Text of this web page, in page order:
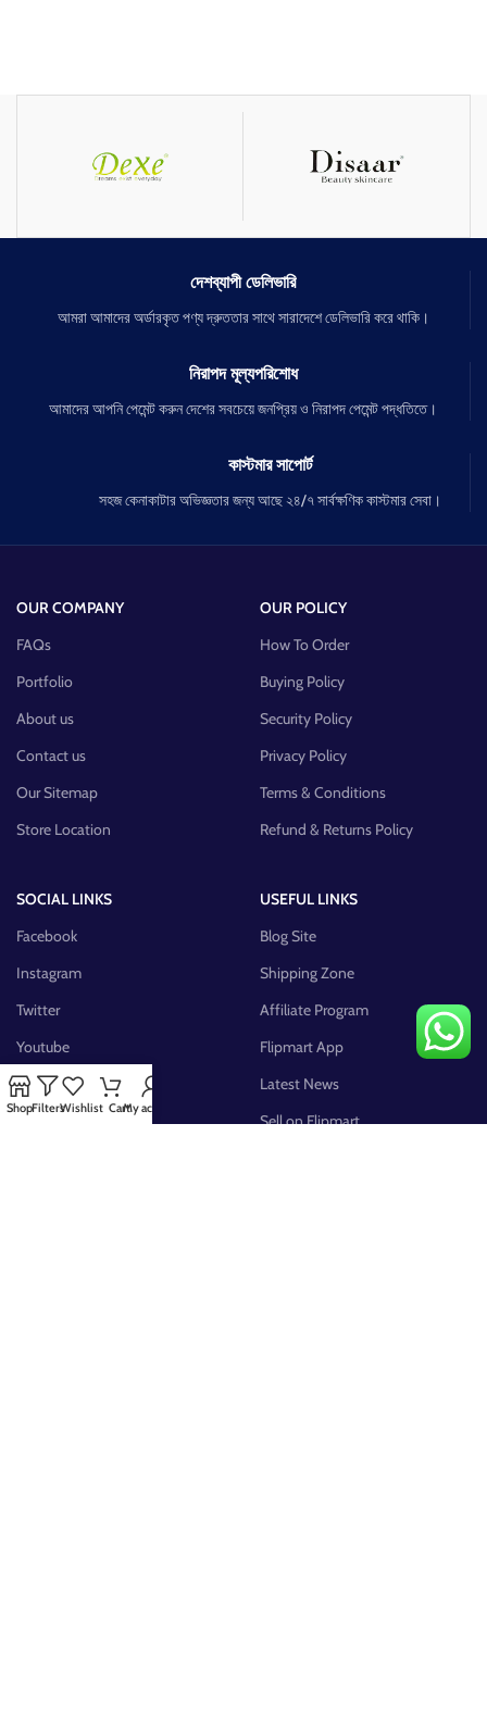
দেশব্যাপী ডেলিভারি
আমরা আমাদের অর্ডারকৃত পণ্য দ্রুততার সাথে সারাদেশে ডেলিভারি করে থাকি।
নিরাপদ মূল্যপরিশোধ
আমাদের আপনি পেমেন্ট করুন দেশের সবচেয়ে জনপ্রিয় ও নিরাপদ পেমেন্ট পদ্ধতিতে।
কাস্টমার সাপোর্ট
সহজ কেনাকাটার অভিজ্ঞতার জন্য আছে ২৪/৭ সার্বক্ষণিক কাস্টমার সেবা।
OUR COMPANY
FAQs
Portfolio
About us
Contact us
Our Sitemap
Store Location
OUR POLICY
How To Order
Buying Policy
Security Policy
Privacy Policy
Terms & Conditions
Refund & Returns Policy
SOCIAL LINKS
Facebook
Instagram
Twitter
Youtube
Pinterest
FB Group
USEFUL LINKS
Blog Site
Shipping Zone
Affiliate Program
Flipmart App
Latest News
Sell on Flipmart
ShopFiltersWishlist CartMy account